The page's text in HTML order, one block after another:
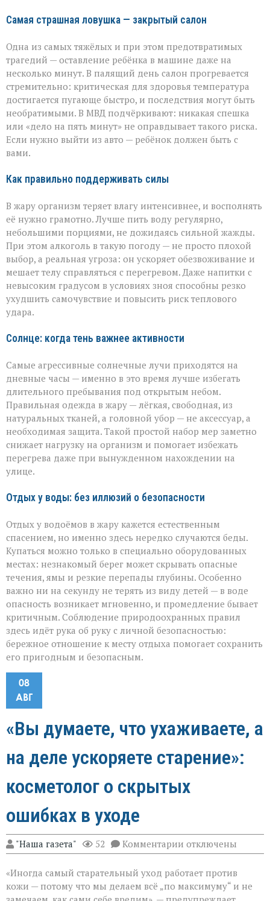
Самая страшная ловушка — закрытый салон
Одна из самых тяжёлых и при этом предотвратимых
трагедий — оставление ребёнка в машине даже на
несколько минут. В палящий день салон прогревается
стремительно: критическая для здоровья температура
достигается пугающе быстро, и последствия могут быть
необратимыми. В МВД подчёркивают: никакая спешка
или «дело на пять минут» не оправдывает такого риска.
Если нужно выйти из авто — ребёнок должен быть с
вами.
Как правильно поддерживать силы
В жару организм теряет влагу интенсивнее, и восполнять
её нужно грамотно. Лучше пить воду регулярно,
небольшими порциями, не дожидаясь сильной жажды.
При этом алкоголь в такую погоду — не просто плохой
выбор, а реальная угроза: он ускоряет обезвоживание и
мешает телу справляться с перегревом. Даже напитки с
невысоким градусом в условиях зноя способны резко
ухудшить самочувствие и повысить риск теплового
удара.
Солнце: когда тень важнее активности
Самые агрессивные солнечные лучи приходятся на
дневные часы — именно в это время лучше избегать
длительного пребывания под открытым небом.
Правильная одежда в жару — лёгкая, свободная, из
натуральных тканей, а головной убор — не аксессуар, а
необходимая защита. Такой простой набор мер заметно
снижает нагрузку на организм и помогает избежать
перегрева даже при вынужденном нахождении на
улице.
Отдых у воды: без иллюзий о безопасности
Отдых у водоёмов в жару кажется естественным
спасением, но именно здесь нередко случаются беды.
Купаться можно только в специально оборудованных
местах: незнакомый берег может скрывать опасные
течения, ямы и резкие перепады глубины. Особенно
важно ни на секунду не терять из виду детей — в воде
опасность возникает мгновенно, и промедление бывает
критичным. Соблюдение природоохранных правил
здесь идёт рука об руку с личной безопасностью:
бережное отношение к месту отдыха помогает сохранить
его пригодным и безопасным.
08
АВГ
«Вы думаете, что ухаживаете, а
на деле ускоряете старение»:
косметолог о скрытых
ошибках в уходе
"Наша газета" 52 Комментарии к
записи
думаете,
что
ухаживаете,
отключены
«Иногда самый старательный уход работает против
кожи — потому что мы делаем всё „по максимуму“ и не